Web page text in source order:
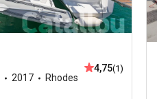
2017 Rhodes
4,75(1)